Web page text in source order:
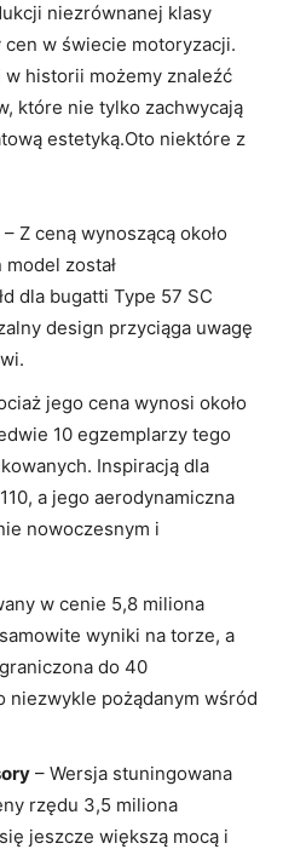
niezrównanej klasy
w świecie⁤ motoryzacji.
historii możemy znaleźć
które nie⁢ tylko zachwycają
estetyką.Oto niektóre z
– ​Z ceną wynoszącą około​
został
dla⁢ bugatti⁣ Type 57 SC
design przyciąga uwagę
jego cena wynosi około
10 egzemplarzy tego
⁢Inspiracją dla
a jego aerodynamiczna
nowoczesnym i
w cenie ‍5,8 miliona‍
wyniki na​ torze, a
do 40
niezwykle ​pożądanym wśród
– Wersja ⁣stuningowana
rzędu 3,5 miliona
jeszcze⁢ większą mocą i